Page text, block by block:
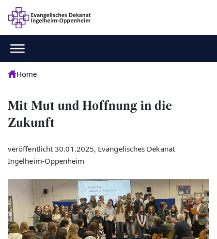
Home
Mit Mut und Hoffnung in die
Zukunft
veröffentlicht 30.01.2025, Evangelisches Dekanat
Ingelheim-Oppenheim